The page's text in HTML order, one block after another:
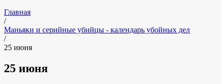
Главная
/
Маньяки и серийные убийцы - календарь убойных дел
/
25 июня
25 июня